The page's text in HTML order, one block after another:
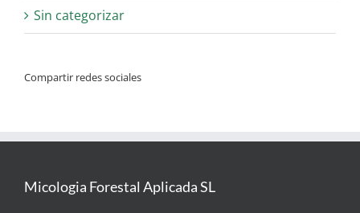
Sin categorizar
Compartir redes sociales
Micologia Forestal Aplicada SL